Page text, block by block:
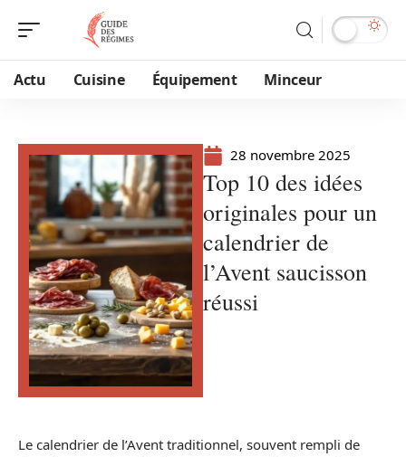
Actu Cuisine Équipement Minceur
28 novembre 2025
Top 10 des idées
originales pour un
calendrier de
l’Avent saucisson
réussi
Le calendrier de l’Avent traditionnel, souvent rempli de